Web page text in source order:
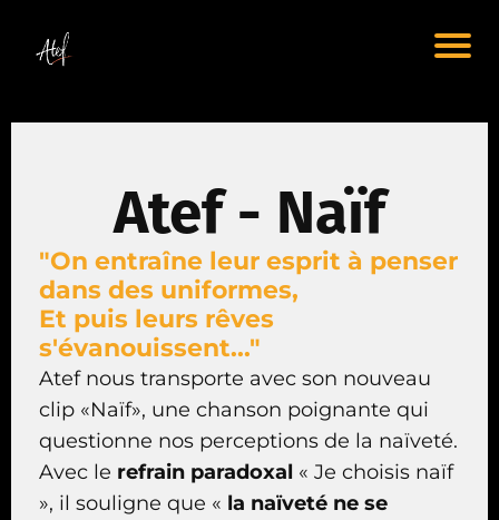
Atef - Naïf
"On entraîne leur esprit à penser
dans des uniformes,
Et puis leurs rêves
s'évanouissent..."
Atef nous transporte avec son nouveau
clip «Naïf», une chanson poignante qui
questionne nos perceptions de la naïveté.
Avec le refrain paradoxal « Je choisis naïf
», il souligne que « la naïveté ne se